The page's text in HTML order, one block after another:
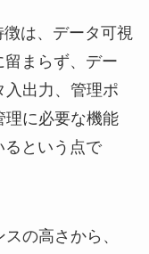
は、データ可視
まらず、デー
入出力、管理ポ
理に必要な機能
るという点で
の高さから、